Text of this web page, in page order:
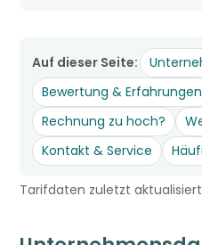
Auf dieser Seite:
Bewertung & Erfahrungen
Rechnung zu hoch?
Kontakt & Service
Tarifdaten zuletzt